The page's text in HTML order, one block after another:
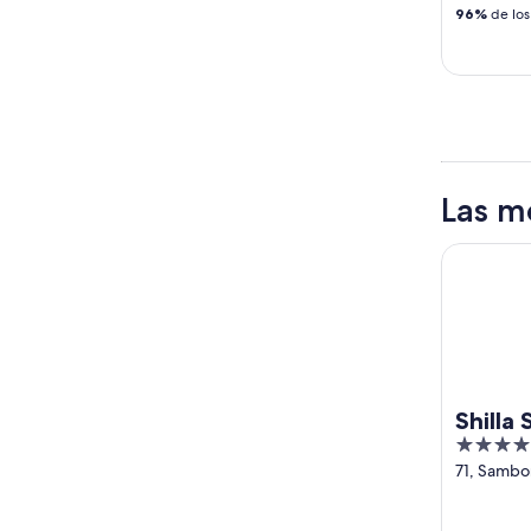
96% de
Las
Shilla
4
out
71,
Shilla